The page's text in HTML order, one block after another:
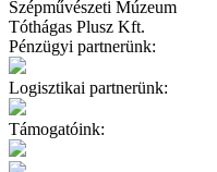
Szépművészeti Múzeum
Tóthágas Plusz Kft.
Pénzügyi partnerünk:
Logisztikai partnerünk:
Támogatóink: